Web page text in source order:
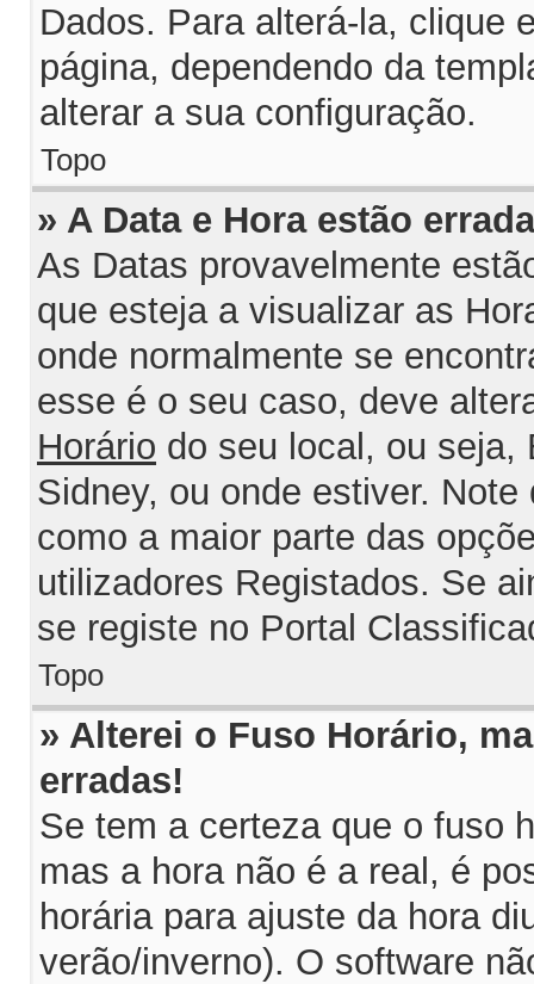
Dados. Para alterá-la, clique
página, dependendo da
alterar a sua configuração.
Topo
» A Data e Hora estão
As Datas provavelmente
que esteja a visualizar as
onde normalmente se
esse é o seu caso, deve
Horário do seu local, ou seja,
Sidney, ou onde estiver.
como a maior parte das
utilizadores Registados. Se
se registe no Portal
Topo
» Alterei o Fuso Horário,
erradas!
Se tem a certeza que o fuso
mas a hora não é a real, é
horária para ajuste da hora
verão/inverno). O software